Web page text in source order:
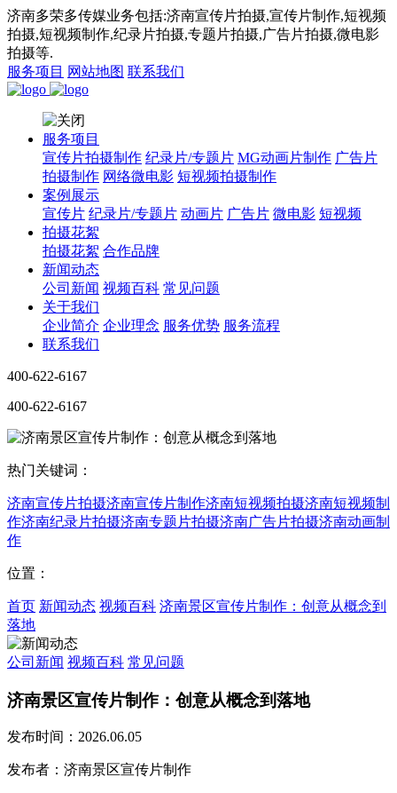
济南多荣多传媒业务包括:济南宣传片拍摄,宣传片制作,短视频
拍摄,短视频制作,纪录片拍摄,专题片拍摄,广告片拍摄,微电影
拍摄等.
服务项目 网站地图 联系我们
服务项目
宣传片拍摄制作 纪录片/专题片 MG动画片制作 广告片
拍摄制作 网络微电影 短视频拍摄制作
案例展示
宣传片 纪录片/专题片 动画片 广告片 微电影 短视频
拍摄花絮
拍摄花絮 合作品牌
新闻动态
公司新闻 视频百科 常见问题
关于我们
企业简介 企业理念 服务优势 服务流程
联系我们
400-622-6167
400-622-6167
热门关键词：
济南宣传片拍摄济南宣传片制作济南短视频拍摄济南短视频制
作济南纪录片拍摄济南专题片拍摄济南广告片拍摄济南动画制
作
位置：
首页 新闻动态 视频百科 济南景区宣传片制作：创意从概念到
落地
公司新闻 视频百科 常见问题
济南景区宣传片制作：创意从概念到落地
发布时间：2026.06.05
发布者：济南景区宣传片制作